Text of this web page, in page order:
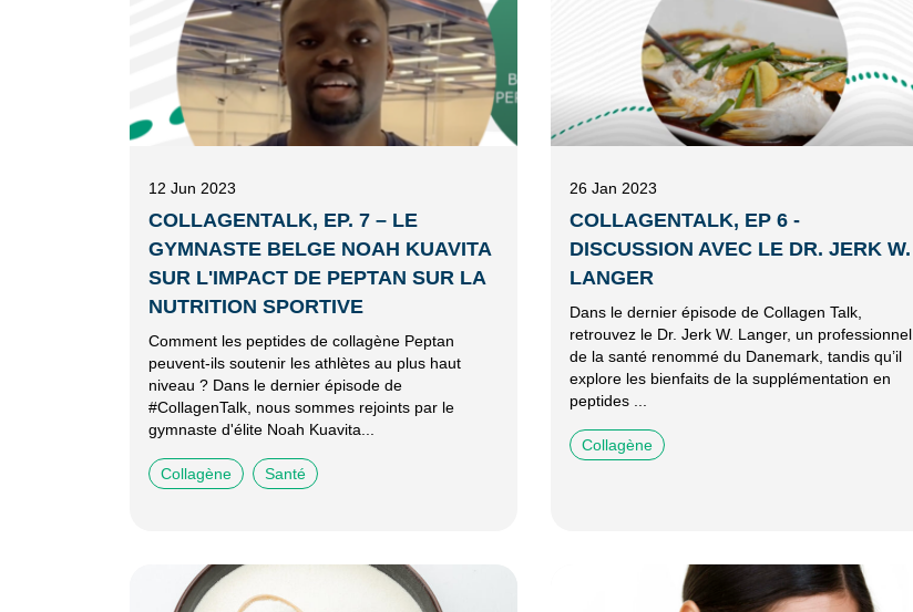
12 Jun 2023
COLLAGENTALK, EP. 7 – LE
GYMNASTE BELGE NOAH KUAVITA
SUR L'IMPACT DE PEPTAN SUR LA
NUTRITION SPORTIVE
Comment les peptides de collagène Peptan
peuvent-ils soutenir les athlètes au plus haut
niveau ? Dans le dernier épisode de
#CollagenTalk, nous sommes rejoints par le
gymnaste d'élite Noah Kuavita...
Collagène Santé
26 Jan 2023
COLLAGENTALK, EP 6 -
DISCUSSION AVEC LE DR. JERK W.
LANGER
Dans le dernier épisode de Collagen Talk,
retrouvez le Dr. Jerk W. Langer, un professionnel
de la santé renommé du Danemark, tandis qu’il
explore les bienfaits de la supplémentation en
peptides ...
Collagène